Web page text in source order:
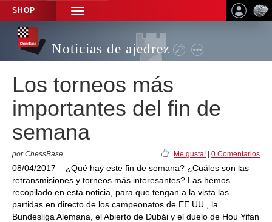
SHOP
TOGGLE
NAVIGATION
Noticias de ajedrez
Los torneos más
importantes del fin de
semana
por ChessBase Me gusta! 0 Comentarios
08/04/2017 – ¿Qué hay este fin de semana? ¿Cuáles son las
retransmisiones y torneos más interesantes? Las hemos
recopilado en esta noticia, para que tengan a la vista las
partidas en directo de los campeonatos de EE.UU., la
Bundesliga Alemana, el Abierto de Dubái y el duelo de Hou Yifan